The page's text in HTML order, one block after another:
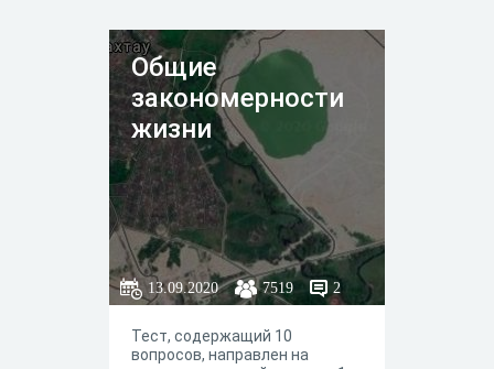
Общие
закономерности
жизни
13.09.2020 7519 2
Тест, содержащий 10
вопросов, направлен на